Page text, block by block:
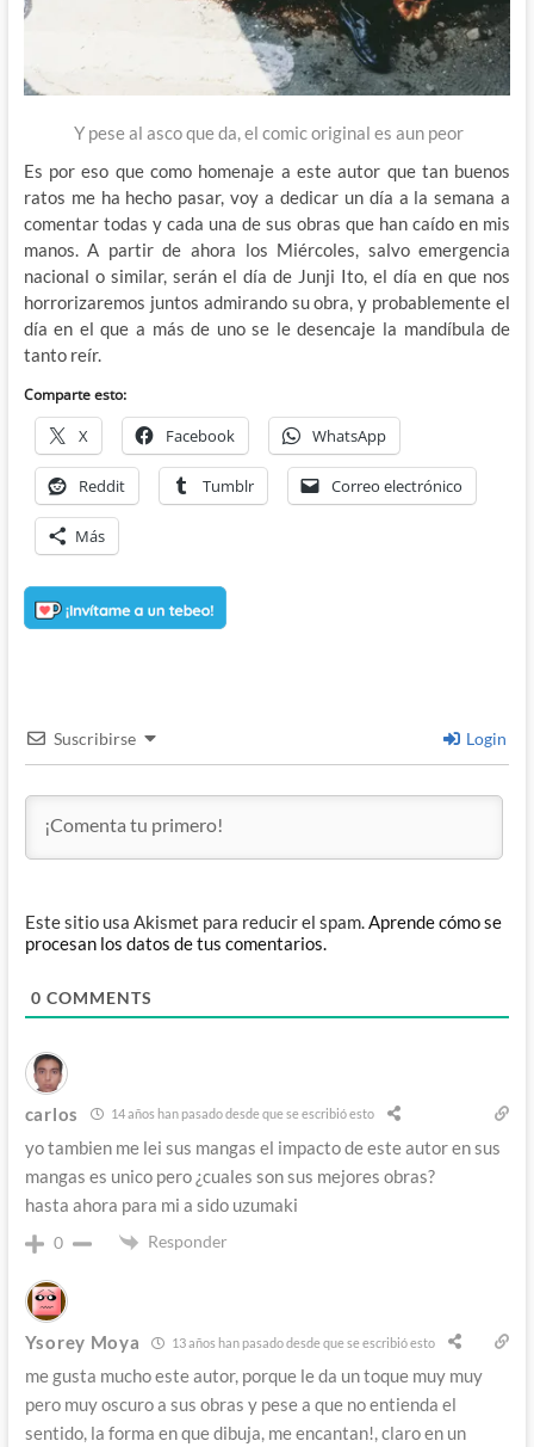
Y pese al asco que da, el comic original es aun peor
Es por eso que como homenaje a este autor que tan buenos
ratos me ha hecho pasar, voy a dedicar un día a la semana a
comentar todas y cada una de sus obras que han caído en mis
manos. A partir de ahora los Miércoles, salvo emergencia
nacional o similar, serán el día de Junji Ito, el día en que nos
horrorizaremos juntos admirando su obra, y probablemente el
día en el que a más de uno se le desencaje la mandíbula de
tanto reír.
Comparte esto:
X Facebook WhatsApp
Reddit Tumblr Correo electrónico
Más
Suscribirse Login
Este sitio usa Akismet para reducir el spam.Aprende cómo se
procesan los datos de tus comentarios.
0 COMMENTS
carlos 14 años han pasado desde que se escribió esto
yo tambien me lei sus mangas el impacto de este autor en sus
mangas es unico pero ¿cuales son sus mejores obras?
hasta ahora para mi a sido uzumaki
0 Responder
Ysorey Moya 13 años han pasado desde que se escribió esto
me gusta mucho este autor, porque le da un toque muy muy
pero muy oscuro a sus obras y pese a que no entienda el
sentido, la forma en que dibuja, me encantan!, claro en un